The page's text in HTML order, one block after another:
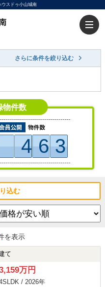
スドゥ小山城南
さらに条件を絞り込む
物件数
463
込む
を表示
て
万円
/ 2026年